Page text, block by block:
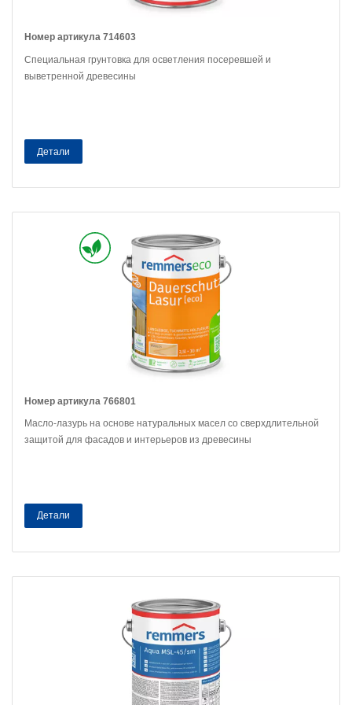
Номер артикула 714603
Специальная грунтовка для осветления посеревшей и
выветренной древесины
Детали
Номер артикула 766801
Масло-лазурь на основе натуральных масел со сверхдлительной
защитой для фасадов и интерьеров из древесины
Детали